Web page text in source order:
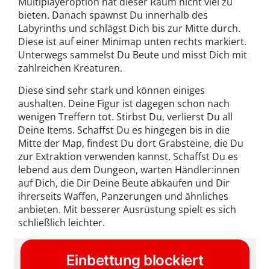
bieten. Danach spawnst Du innerhalb des
Labyrinths und schlägst Dich bis zur Mitte durch.
Diese ist auf einer Minimap unten rechts markiert.
Unterwegs sammelst Du Beute und misst Dich mit
zahlreichen Kreaturen.
Diese sind sehr stark und können einiges
aushalten. Deine Figur ist dagegen schon nach
wenigen Treffern tot. Stirbst Du, verlierst Du all
Deine Items. Schaffst Du es hingegen bis in die
Mitte der Map, findest Du dort Grabsteine, die Du
zur Extraktion verwenden kannst. Schaffst Du es
lebend aus dem Dungeon, warten Händler:innen
auf Dich, die Dir Deine Beute abkaufen und Dir
ihrerseits Waffen, Panzerungen und ähnliches
anbieten. Mit besserer Ausrüstung spielt es sich
schließlich leichter.